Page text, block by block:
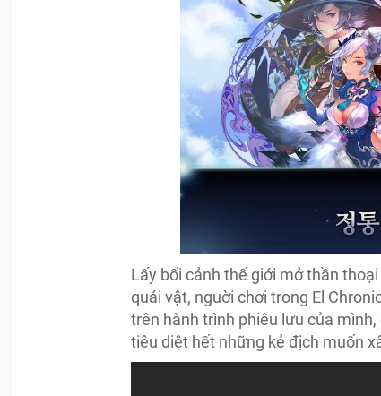
Lấy bối cảnh thế giới mở thần
quái vật, nguời chơi trong El
trên hành trình phiêu lưu của
tiêu diệt hết những kẻ địch muốn